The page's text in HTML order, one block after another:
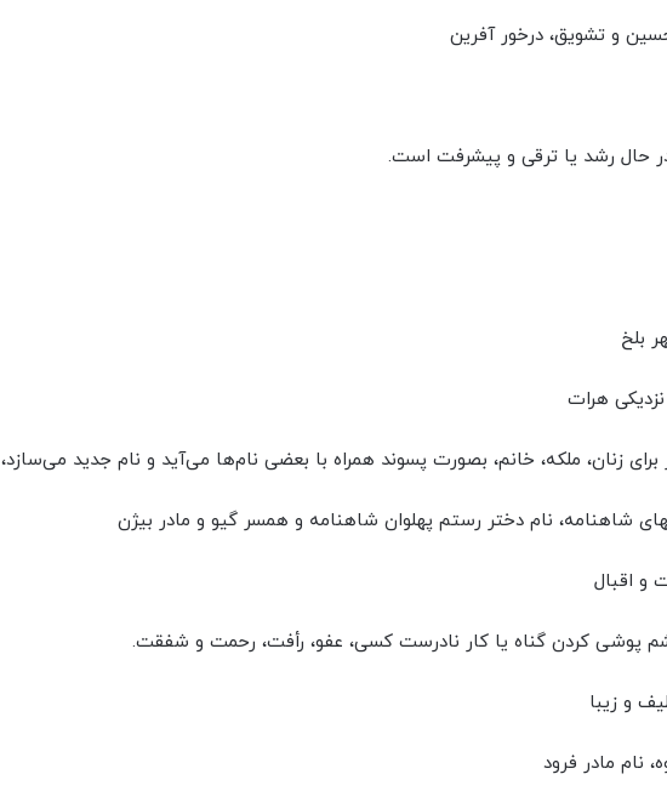
و تشویق، درخور آفرین
در حال رشد یا ترقی و پیشرفت است.
بلخ
هرات
برای زنان، ملکه، خانم، بصورت پسوند همراه با بعضی نام‌ها می‌آید و نام جدید می‌سازد،
شاهنامه، نام دختر رستم پهلوان شاهنامه و همسر گیو و مادر بیژن
و اقبال
کردن گناه یا کار نادرست کسی، عفو، رأفت، رحمت و شفقت.
و زیبا
نام مادر فرود